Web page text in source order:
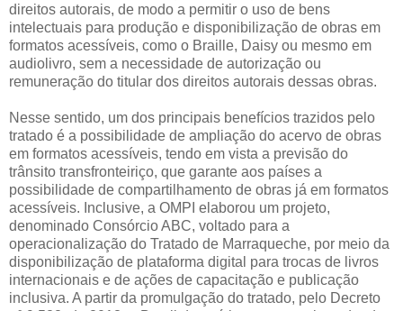
direitos autorais, de modo a permitir o uso de bens
intelectuais para produção e disponibilização de obras em
formatos acessíveis, como o Braille, Daisy ou mesmo em
audiolivro, sem a necessidade de autorização ou
remuneração do titular dos direitos autorais dessas obras.
Nesse sentido, um dos principais benefícios trazidos pelo
tratado é a possibilidade de ampliação do acervo de obras
em formatos acessíveis, tendo em vista a previsão do
trânsito transfronteiriço, que garante aos países a
possibilidade de compartilhamento de obras já em formatos
acessíveis. Inclusive, a OMPI elaborou um projeto,
denominado Consórcio ABC, voltado para a
operacionalização do Tratado de Marraqueche, por meio da
disponibilização de plataforma digital para trocas de livros
internacionais e de ações de capacitação e publicação
inclusiva. A partir da promulgação do tratado, pelo Decreto